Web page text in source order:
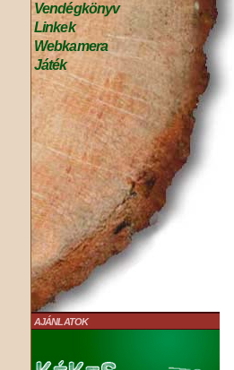
Vendégkönyv
Linkek
Webkamera
Játék
AJÁNLATOK